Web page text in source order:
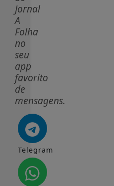
Jornal
A
Folha
no
seu
app
favorito
de
mensagens.
Telegram